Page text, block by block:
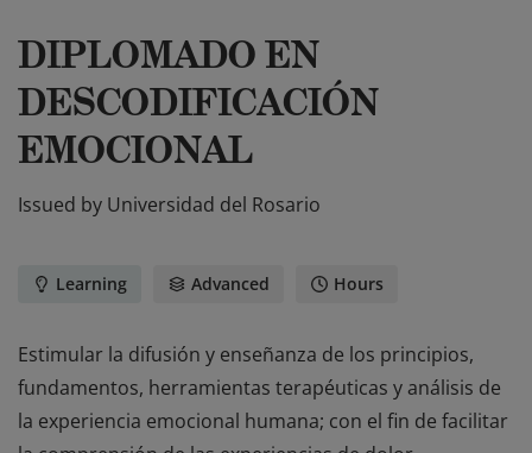
DIPLOMADO EN
DESCODIFICACIÓN
EMOCIONAL
Issued by Universidad del Rosario
Learning Advanced Hours
Estimular la difusión y enseñanza de los principios,
fundamentos, herramientas terapéuticas y análisis de
la experiencia emocional humana; con el fin de facilitar